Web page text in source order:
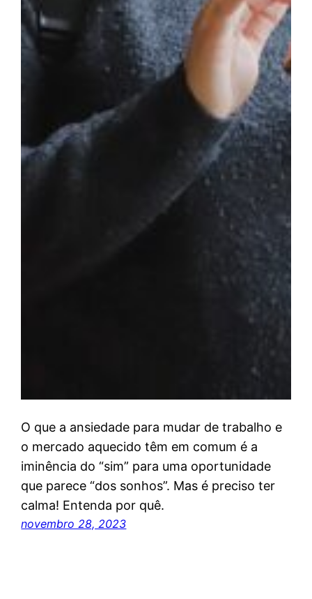
O que a ansiedade para mudar de trabalho e
o mercado aquecido têm em comum é a
iminência do “sim” para uma oportunidade
que parece “dos sonhos”. Mas é preciso ter
calma! Entenda por quê.
novembro 28, 2023